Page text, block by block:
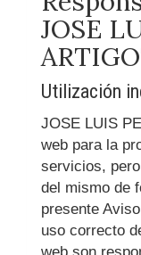
JOSE
Utilización
JOSE LUIS
web para la
servicios,
del mismo de
presente
uso correcto